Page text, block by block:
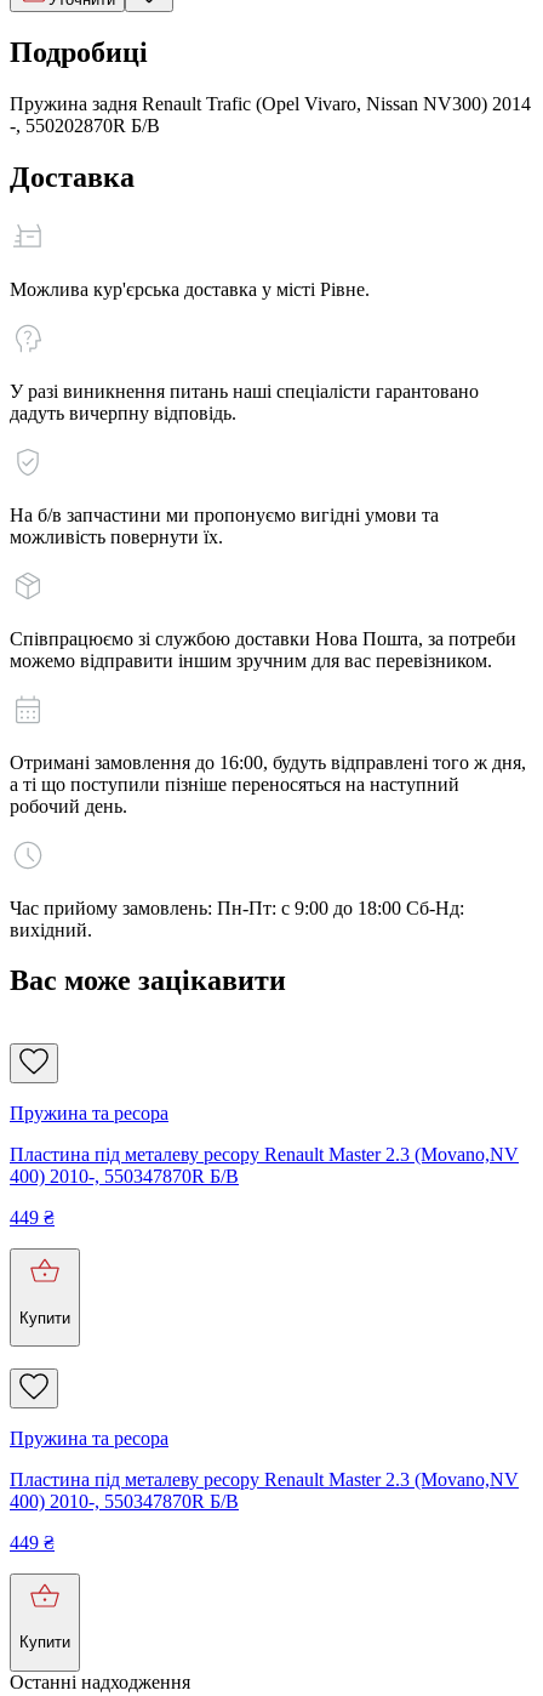
Подробиці
Пружина задня Renault Trafic (Opel Vivaro, Nissan NV300) 2014
-, 550202870R Б/В
Доставка
Можлива кур'єрська доставка у місті Рівне.
У разі виникнення питань наші спеціалісти гарантовано
дадуть вичерпну відповідь.
На б/в запчастини ми пропонуємо вигідні умови та
можливість повернути їх.
Співпрацюємо зі службою доставки Нова Пошта, за потреби
можемо відправити іншим зручним для вас перевізником.
Отримані замовлення до 16:00, будуть відправлені того ж дня,
а ті що поступили пізніше переносяться на наступний
робочий день.
Час прийому замовлень: Пн-Пт: с 9:00 до 18:00 Сб-Нд:
вихідний.
Вас може зацікавити
Пружина та ресора
Пластина під металеву ресору Renault Master 2.3 (Movano,NV
400) 2010-, 550347870R Б/В
449 ₴
Купити
Пружина та ресора
Пластина під металеву ресору Renault Master 2.3 (Movano,NV
400) 2010-, 550347870R Б/В
449 ₴
Купити
Останні надходження